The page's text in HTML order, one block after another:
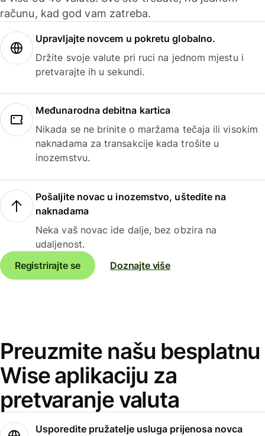
računu, kad god vam zatreba.
Upravljajte novcem u pokretu globalno.
Držite svoje valute pri ruci na jednom mjestu i
pretvarajte ih u sekundi.
Međunarodna debitna kartica
Nikada se ne brinite o maržama tečaja ili visokim
naknadama za transakcije kada trošite u
inozemstvu.
Pošaljite novac u inozemstvo, uštedite na
naknadama
Neka vaš novac ide dalje, bez obzira na
udaljenost.
Registrirajte se
Doznajte više
Preuzmite našu besplatnu
Wise aplikaciju za
pretvaranje valuta
Usporedite pružatelje usluga prijenosa novca